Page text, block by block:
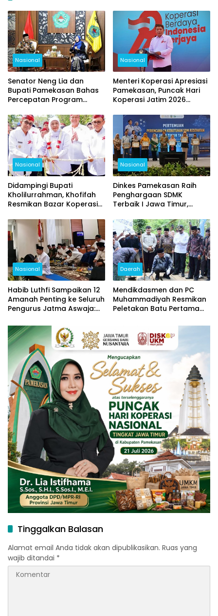
Nasional
Senator Neng Lia dan
Bupati Pamekasan Bahas
Percepatan Program
Kesehatan, dan Pertanian
Nasional
Menteri Koperasi Apresiasi
Pamekasan, Puncak Hari
Koperasi Jatim 2026
Nasional
Didampingi Bupati
Kholilurrahman, Khofifah
Resmikan Bazar Koperasi
Jadi Pusat Hari Koperasi
Jatim 2026
Nasional
Dinkes Pamekasan Raih
Penghargaan SDMK
Terbaik I Jawa Timur,
Bojonegoro
Nasional
Habib Luthfi Sampaikan 12
Amanah Penting ke Seluruh
Pengurus Jatma Aswaja:
Persatuan, Jangan
Terjebak Fitnah
Daerah
Mendikdasmen dan PC
Muhammadiyah Resmikan
Peletakan Batu Pertama
Mustaqim di Karang
Penang Sampang
Tinggalkan Balasan
Alamat email Anda tidak akan dipublikasikan. Ruas yang
wajib ditandai *